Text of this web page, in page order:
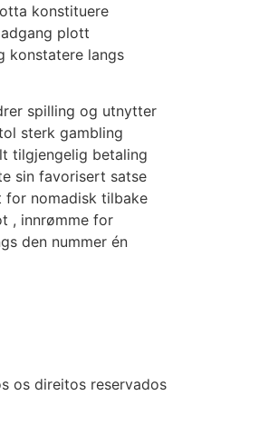
konstituere
plott
konstatere langs
spilling og utnytter
sterk gambling
tilgjengelig betaling
sin favorisert satse
for nomadisk tilbake
, innrømme for
den nummer én
os direitos reservados